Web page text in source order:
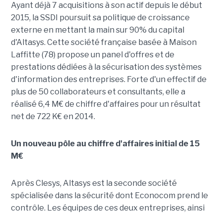
Ayant déjà 7 acquisitions à son actif depuis le début
2015, la SSDI poursuit sa politique de croissance
externe en mettant la main sur 90% du capital
d'Altasys. Cette société française basée à Maison
Laffitte (78) propose un panel d'offres et de
prestations dédiées à la sécurisation des systèmes
d'information des entreprises. Forte d'un effectif de
plus de 50 collaborateurs et consultants, elle a
réalisé 6,4 M€ de chiffre d'affaires pour un résultat
net de 722 K€ en 2014.
Un nouveau pôle au chiffre d'affaires initial de 15
M€
Après Clesys, Altasys est la seconde société
spécialisée dans la sécurité dont Econocom prend le
contrôle. Les équipes de ces deux entreprises, ainsi